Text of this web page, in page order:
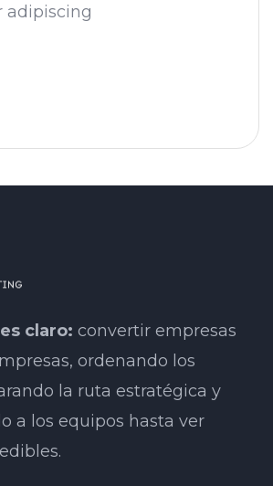
adipiscing
claro: convertir empresas
ordenando los
la ruta estratégica y
a los equipos hasta ver